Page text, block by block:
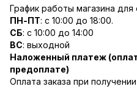
График работы магазина для
ПН-ПТ: с 10:00 до 18:00.
СБ: с 10:00 до 14:00
ВС: выходной
Наложенный платеж
предоплате)
Оплата заказа при